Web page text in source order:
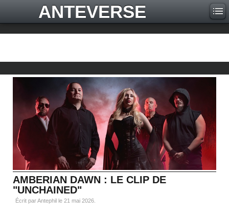
ANTEVERSE
AMBERIAN DAWN : LE CLIP DE
"UNCHAINED"
Écrit par Antephil le 21 mai 2026